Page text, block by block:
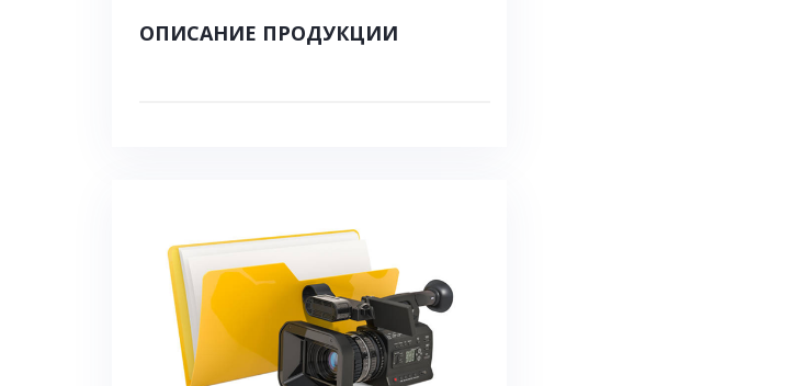
ОПИСАНИЕ ПРОДУКЦИИ